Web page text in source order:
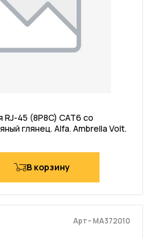
45 (8P8C) CAT6 со
глянец. Alfa. Ambrella Volt.
В корзину
Арт– MA372010